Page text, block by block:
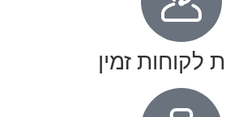
לקוחות זמין